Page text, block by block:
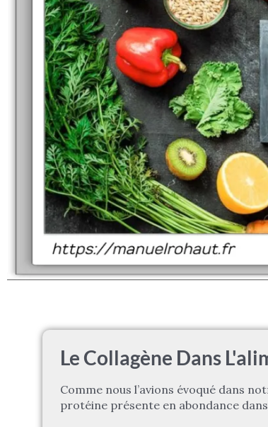
Le Collagène Dans
Comme nous l’avions évoqué dans
protéine présente en abondance